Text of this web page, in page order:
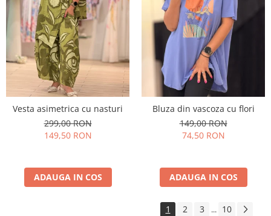
Vesta asimetrica cu nasturi
299,00 RON
149,50 RON
ADAUGA IN COS
Bluza din vascoza cu flori
149,00 RON
74,50 RON
ADAUGA IN COS
1 2 3 ... 10